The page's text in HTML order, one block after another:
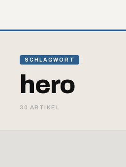
SCHLAGWORT
hero
30 ARTIKEL